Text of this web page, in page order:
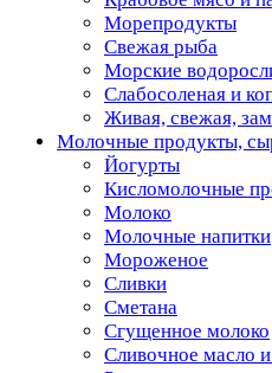
Морепродукты
Свежая рыба
Морские
Слабосоленая и
Живая, свежая,
Молочные продукты,
Йогурты
Кисломолочные
Молоко
Молочные напитки
Мороженое
Сливки
Сметана
Сгущенное молоко
Сливочное масло